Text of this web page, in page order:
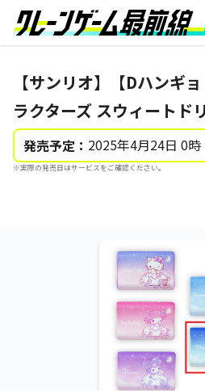
【サンリオ】【Dハンギ
ラクターズ スウィートド
発売予定： 2025年4月24日 0時
※実際の発売日はサービスをご確認ください。